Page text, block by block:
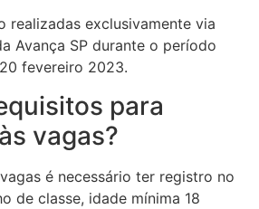
realizadas exclusivamente via
Avança SP durante o período
fevereiro 2023.
para
vagas?
é necessário ter registro no
de classe, idade mínima 18